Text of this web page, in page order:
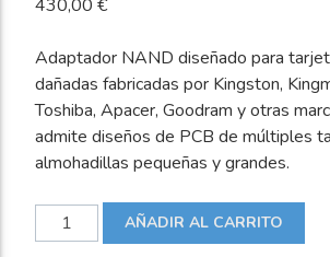
430,00 €
Adaptador NAND diseñado para
dañadas fabricadas por Kingston,
Toshiba, Apacer, Goodram y otras
admite diseños de PCB de múltiples
almohadillas pequeñas y grandes.
MicroSD
6×4
AÑADIR AL CARRITO